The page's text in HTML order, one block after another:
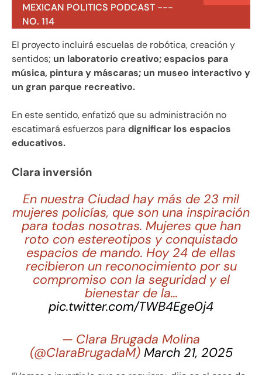
MEXICAN POLITICS PODCAST ---
NO. 114
El proyecto incluirá escuelas de robótica, creación y
sentidos; un laboratorio creativo; espacios para
música, pintura y máscaras; un museo interactivo y
un gran parque recreativo.
En este sentido, enfatizó que su administración no
escatimará esfuerzos para dignificar los espacios
educativos.
Clara inversión
En nuestra Ciudad hay más de 23 mil
mujeres policías, que son una inspiración
para todas nosotras. Mujeres que han
roto con estereotipos y conquistado
espacios de mando. Hoy 24 de ellas
recibieron un reconocimiento por su
compromiso con la seguridad y el
bienestar de la…
pic.twitter.com/TWB4Ege0j4
— Clara Brugada Molina
(@ClaraBrugadaM) March 21, 2025